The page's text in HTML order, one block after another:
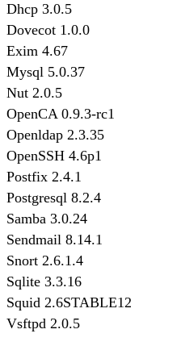
Dhcp 3.0.5
Dovecot 1.0.0
Exim 4.67
Mysql 5.0.37
Nut 2.0.5
OpenCA 0.9.3-rc1
Openldap 2.3.35
OpenSSH 4.6p1
Postfix 2.4.1
Postgresql 8.2.4
Samba 3.0.24
Sendmail 8.14.1
Snort 2.6.1.4
Sqlite 3.3.16
Squid 2.6STABLE12
Vsftpd 2.0.5